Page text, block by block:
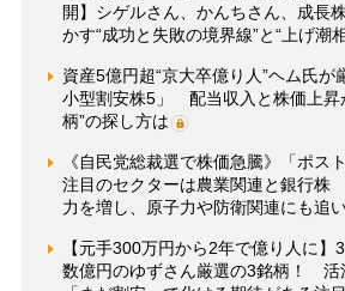
開】シゲルさん、かんちさん、成長
かす“成功と失敗の境界線”と“上げ潮
資産5億円超“京大卒億り人”ヘム氏が
小型割安株5」 配当収入と株価上昇
柄”の探し方は
《自民党総裁選で株価急騰》「ポス
注目のセクターは農業関連と銀行株
力を増し、原子力や防衛関連にも追
【元手300万円から2年で億り人に
数億円のゆずさん厳選の3銘柄！ 活